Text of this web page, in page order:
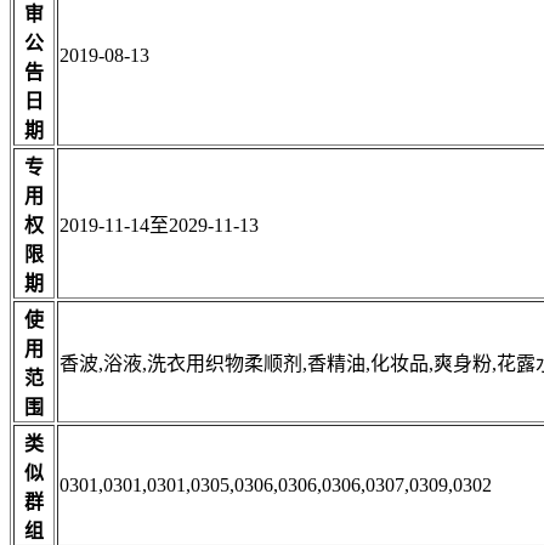
审
公
告
日
期
2019-08-13
专
用
权
限
期
2019-11-14至2029-11-13
使
用
范
围
香波,浴液,洗衣用织物柔顺剂,香精油,化妆品,爽身粉,花
类
似
群
组
0301,0301,0301,0305,0306,0306,0306,0307,0309,0302